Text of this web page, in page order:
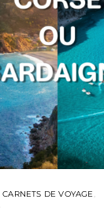
CARNETS DE VOYAGE